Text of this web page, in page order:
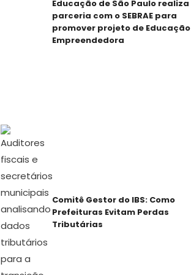
Educação de São Paulo realiza
parceria com o SEBRAE para
promover projeto de Educação
Empreendedora
Comitê Gestor do IBS: Como
Prefeituras Evitam Perdas
Tributárias